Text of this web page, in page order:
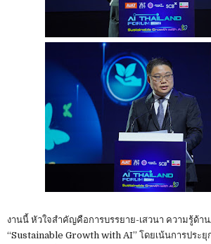
งานนี้ หัวใจสำคัญคือการบรรยาย-เสวนา ความรู้ด้า
“Sustainable Growth with AI” โดยเน้นการประ